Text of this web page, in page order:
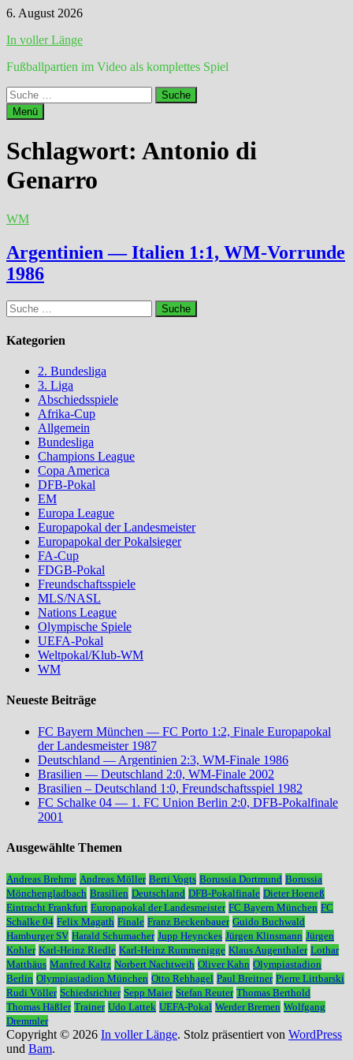
Zum
springen
6. August 2026
In voller Länge
Fußballpartien im Video als komplettes Spiel
Suche
nach:
Menü
Schlagwort: Antonio di
Genarro
WM
Argentinien — Italien 1:1, WM-Vorrunde
1986
Suche
nach:
Kategorien
2. Bundesliga
3. Liga
Abschiedsspiele
Afrika-Cup
Allgemein
Bundesliga
Champions League
Copa America
DFB-Pokal
EM
Europa League
Europapokal der Landesmeister
Europapokal der Pokalsieger
FA-Cup
FDGB-Pokal
Freundschaftsspiele
MLS/NASL
Nations League
Olympische Spiele
UEFA-Pokal
Weltpokal/Klub-WM
WM
Neueste Beiträge
FC Bayern München — FC Porto 1:2, Finale Europapokal
der Landesmeister 1987
Deutschland — Argentinien 2:3, WM-Finale 1986
Brasilien — Deutschland 2:0, WM-Finale 2002
Brasilien – Deutschland 1:0, Freundschaftsspiel 1982
FC Schalke 04 — 1. FC Union Berlin 2:0, DFB-Pokalfinale
2001
Ausgewählte Themen
Andreas Brehme Andreas Möller Berti Vogts Borussia Dortmund Borussia
Mönchengladbach Brasilien Deutschland DFB-Pokalfinale Dieter Hoeneß
Eintracht Frankfurt Europapokal der Landesmeister FC Bayern München FC
Schalke 04 Felix Magath Finale Franz Beckenbauer Guido Buchwald
Hamburger SV Harald Schumacher Jupp Heynckes Jürgen Klinsmann Jürgen
Kohler Karl-Heinz Riedle Karl-Heinz Rummenigge Klaus Augenthaler Lothar
Matthäus Manfred Kaltz Norbert Nachtweih Oliver Kahn Olympiastadion
Berlin Olympiastadion München Otto Rehhagel Paul Breitner Pierre Littbarski
Rudi Völler Schiedsrichter Sepp Maier Stefan Reuter Thomas Berthold
Thomas Häßler Trainer Udo Lattek UEFA-Pokal Werder Bremen Wolfgang
Dremmler
Copyright © 2026 In voller Länge. Stolz präsentiert von WordPress
und Bam.